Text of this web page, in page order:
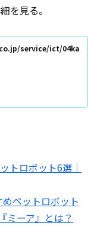
を見る。
service/ict/04ka
トロボット6選｜
ペットロボット
ミーア』とは？